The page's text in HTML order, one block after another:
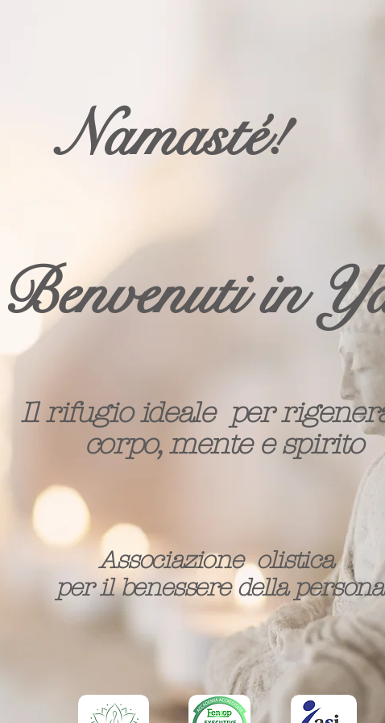
Namasté!
Benvenuti in
Il rifugio ideale per
corpo, mente e spirito
Associazione olistica
per il benessere della persona​